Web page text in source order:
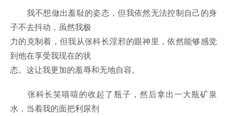
我不想做出羞耻的姿态，但我依然无法控制自己的身
子不去抖动，虽然我极
力的克制着，但我从张科长淫邪的眼神里，依然能够感觉
到他在享受我现在的状
态。这让我更加的羞辱和无地自容。
张科长笑嘻嘻的收起了瓶子，然后拿出一大瓶矿泉
水，当着我的面把利尿剂